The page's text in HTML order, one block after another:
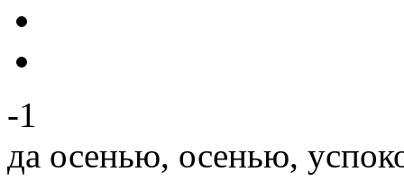
-1
да осенью, осенью,